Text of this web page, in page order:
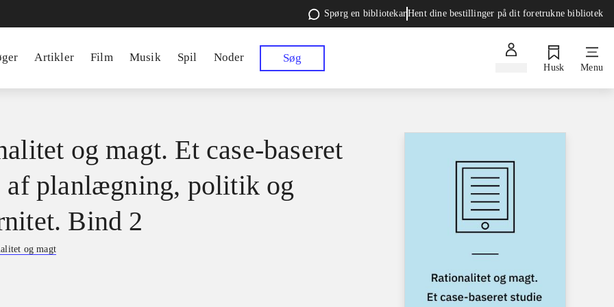
Spørg en bibliotekarHent dine bestillinger på dit foretrukne bibliotek
Artikler Film Musik Spil Noder Søg
Husk Menu
og magt. Et case-baseret
af planlægning, politik og
Bind 2
og magt